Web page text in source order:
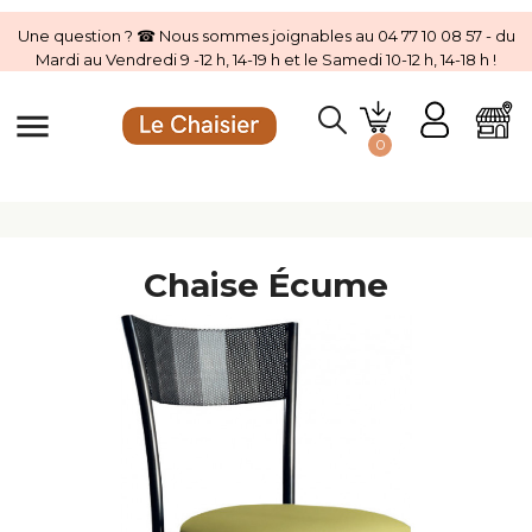
Une question ? ☎ Nous sommes joignables au 04 77 10 08 57 - du
Mardi au Vendredi 9 -12 h, 14-19 h et le Samedi 10-12 h, 14-18 h !
menu 0
Chaise Écume